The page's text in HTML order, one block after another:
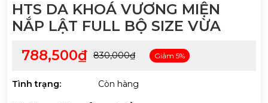
HTS DA KHOÁ VƯƠNG MIỆN
NẮP LẬT FULL BỘ SIZE VỪA
788,500₫ 830,000₫ Giảm 5%
Tình trạng: Còn hàng